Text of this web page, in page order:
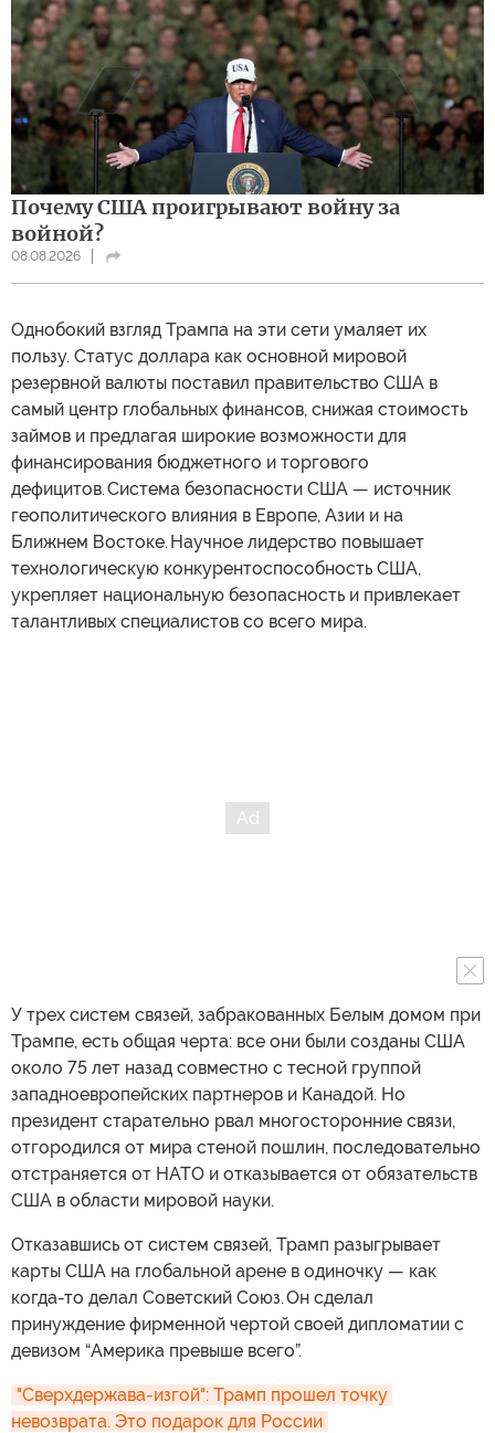
Почему США проигрывают войну за
войной?
08.08.2026
Однобокий взгляд Трампа на эти сети умаляет их
пользу. Статус доллара как основной мировой
резервной валюты поставил правительство США в
самый центр глобальных финансов, снижая стоимость
займов и предлагая широкие возможности для
финансирования бюджетного и торгового
дефицитов. Система безопасности США — источник
геополитического влияния в Европе, Азии и на
Ближнем Востоке. Научное лидерство повышает
технологическую конкурентоспособность США,
укрепляет национальную безопасность и привлекает
талантливых специалистов со всего мира.
У трех систем связей, забракованных Белым домом при
Трампе, есть общая черта: все они были созданы США
около 75 лет назад совместно с тесной группой
западноевропейских партнеров и Канадой. Но
президент старательно рвал многосторонние связи,
отгородился от мира стеной пошлин, последовательно
отстраняется от НАТО и отказывается от обязательств
США в области мировой науки.
Отказавшись от систем связей, Трамп разыгрывает
карты США на глобальной арене в одиночку — как
когда-то делал Советский Союз. Он сделал
принуждение фирменной чертой своей дипломатии с
девизом “Америка превыше всего”.
"Сверхдержава-изгой": Трамп прошел точку
невозврата. Это подарок для России